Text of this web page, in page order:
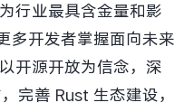
行业最具含金量和影
多开发者掌握面向未来
开源开放为信念，深
完善 Rust 生态建设，